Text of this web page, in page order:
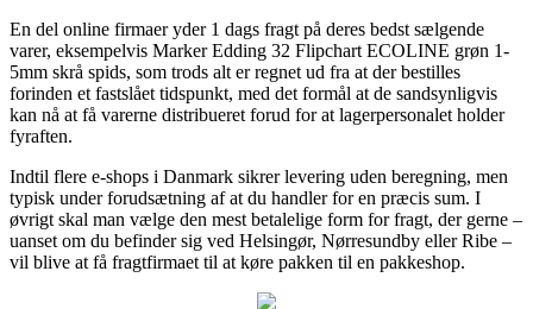
En del online firmaer yder 1 dags fragt på deres bedst sælgende
varer, eksempelvis Marker Edding 32 Flipchart ECOLINE grøn 1-
5mm skrå spids, som trods alt er regnet ud fra at der bestilles
forinden et fastslået tidspunkt, med det formål at de sandsynligvis
kan nå at få varerne distribueret forud for at lagerpersonalet holder
fyraften.
Indtil flere e-shops i Danmark sikrer levering uden beregning, men
typisk under forudsætning af at du handler for en præcis sum. I
øvrigt skal man vælge den mest betalelige form for fragt, der gerne –
uanset om du befinder sig ved Helsingør, Nørresundby eller Ribe –
vil blive at få fragtfirmaet til at køre pakken til en pakkeshop.